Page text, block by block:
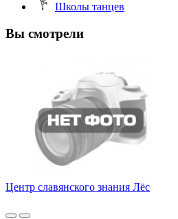
Школы танцев
Вы смотрели
Центр славянского знания Лёс